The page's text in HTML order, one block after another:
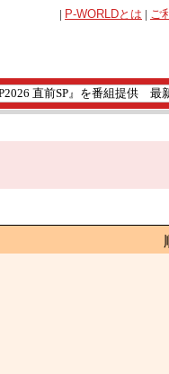
| P-WORLDとは | ご